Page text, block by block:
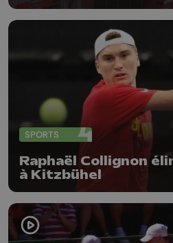
SPORTS
Raphaël Collignon
à Kitzbühel